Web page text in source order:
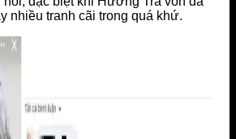
nhiều tranh cãi trong quá khứ.